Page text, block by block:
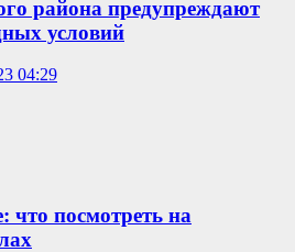
района предупреждают
условий
04:29
что посмотреть на